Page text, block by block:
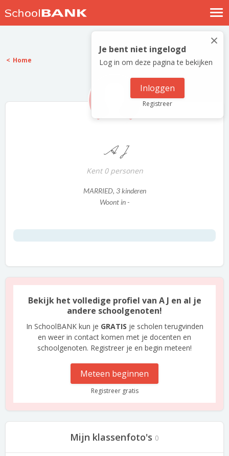
Nostalgische verhalen
Log in
Meld je gratis aan
×
Je bent niet ingelogd
Log in om deze pagina te bekijken
Inloggen
Registreer
Home
A J
Kent 0 personen
MARRIED, 3 kinderen
Woont in -
Bekijk het volledige profiel van A J en al je
andere schoolgenoten!
In SchoolBANK kun je GRATIS je scholen terugvinden
en weer in contact komen met je docenten en
schoolgenoten. Registreer je en begin meteen!
Meteen beginnen
Registreer gratis
Mijn klassenfoto's 0